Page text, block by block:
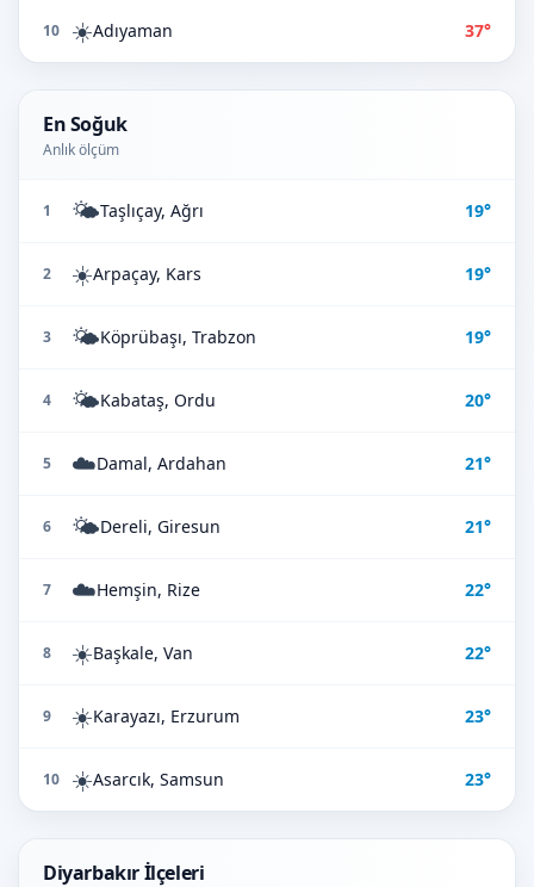
10 ☀️Adıyaman 37°
En Soğuk
Anlık ölçüm
1 🌤️Taşlıçay, Ağrı 19°
2 ☀️Arpaçay, Kars 19°
3 🌤️Köprübaşı, Trabzon 19°
4 🌤️Kabataş, Ordu 20°
5 ☁️Damal, Ardahan 21°
6 🌤️Dereli, Giresun 21°
7 ☁️Hemşin, Rize 22°
8 ☀️Başkale, Van 22°
9 ☀️Karayazı, Erzurum 23°
10 ☀️Asarcık, Samsun 23°
Diyarbakır İlçeleri